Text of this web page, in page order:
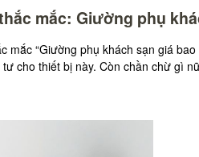
mắc: Giường phụ
mắc “Giường phụ khách sạn giá
cho thiết bị này. Còn chần chừ gì